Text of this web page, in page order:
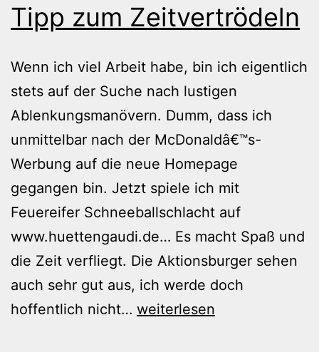
Tipp zum Zeitvertrödeln
Wenn ich viel Arbeit habe, bin ich eigentlich
stets auf der Suche nach lustigen
Ablenkungsmanövern. Dumm, dass ich
unmittelbar nach der McDonaldâ€™s-
Werbung auf die neue Homepage
gegangen bin. Jetzt spiele ich mit
Feuereifer Schneeballschlacht auf
www.huettengaudi.de… Es macht Spaß und
die Zeit verfliegt. Die Aktionsburger sehen
auch sehr gut aus, ich werde doch
hoffentlich nicht… Tipp
weiterlesen